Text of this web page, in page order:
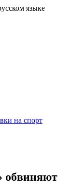
языке
на спорт
обвиняют